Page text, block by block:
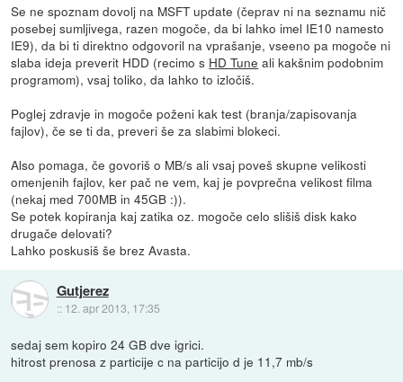
Se ne spoznam dovolj na MSFT update (čeprav ni na seznamu nič
posebej sumljivega, razen mogoče, da bi lahko imel IE10 namesto
IE9), da bi ti direktno odgovoril na vprašanje, vseeno pa mogoče ni
slaba ideja preverit HDD (recimo s HD Tune ali kakšnim podobnim
programom), vsaj toliko, da lahko to izločiš.
Poglej zdravje in mogoče poženi kak test (branja/zapisovanja
fajlov), če se ti da, preveri še za slabimi blokeci.
Also pomaga, če govoriš o MB/s ali vsaj poveš skupne velikosti
omenjenih fajlov, ker pač ne vem, kaj je povprečna velikost filma
(nekaj med 700MB in 45GB :)).
Se potek kopiranja kaj zatika oz. mogoče celo slišiš disk kako
drugače delovati?
Lahko poskusiš še brez Avasta.
Gutjerez
:: 12. apr 2013, 17:35
sedaj sem kopiro 24 GB dve igrici.
hitrost prenosa z particije c na particijo d je 11,7 mb/s